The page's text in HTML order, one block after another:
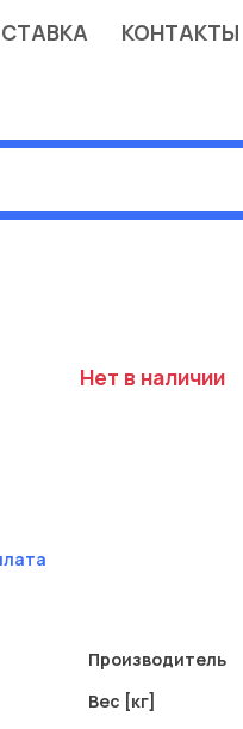
КОНТАКТЫ
Нет в наличии
Производитель
Вес [кг]